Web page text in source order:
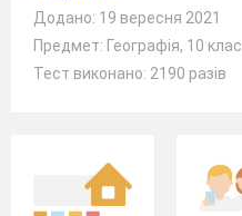
Додано: 19 вересня 2021
Предмет: Географія, 10 клас
Тест виконано: 2190 разів